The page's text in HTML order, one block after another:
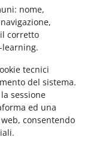
nome,
corretto
tecnici
del sistema.
sessione
ed una
consentendo